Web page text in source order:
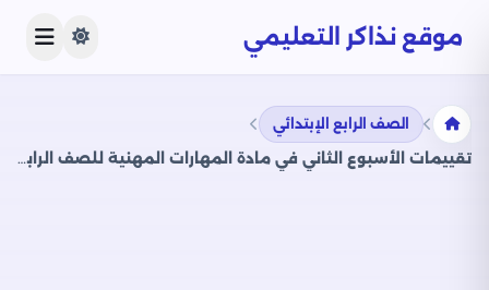
موقع نذاكر التعليمي
الصف الرابع الإبتدائي
تقييمات الأسبوع الثاني في مادة المهارات المهنية للصف الرابع الإبتدائي الترم الثاني 2025 بصيغة PDF